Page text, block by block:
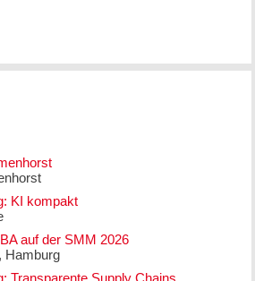
KI kompakt
auf der SMM 2026
Hamburg
Transparente Supply Chains